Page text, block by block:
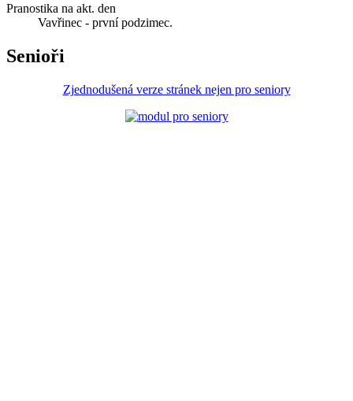
Pranostika na akt. den
Vavřinec - první podzimec.
Senioři
Zjednodušená verze stránek nejen pro seniory